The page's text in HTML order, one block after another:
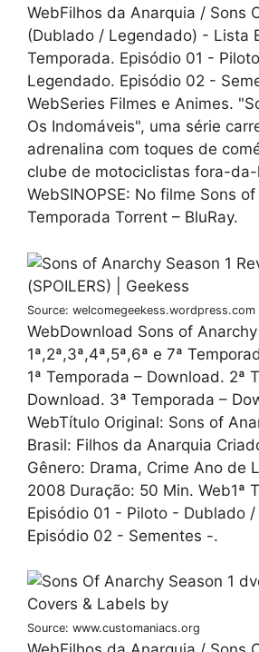
WebFilhos da Anarquia / Sons
(Dublado / Legendado) - Lista
Temporada. Episódio 01 -
Legendado. Episódio 02 -
WebSeries Filmes e Animes.
Os Indomáveis", uma série
adrenalina com toques de
clube de motociclistas fora-da-
WebSINOPSE: No filme Sons of
Temporada Torrent – BluRay.
Source: welcomegeekess.wordpress.com
WebDownload Sons of Anarchy
1ª,2ª,3ª,4ª,5ª,6ª e 7ª
1ª Temporada – Download. 2ª
Download. 3ª Temporada –
WebTítulo Original: Sons of
Brasil: Filhos da Anarquia
Gênero: Drama, Crime Ano de
2008 Duração: 50 Min. Web1ª
Episódio 01 - Piloto - Dublado
Episódio 02 - Sementes -.
Source: www.customaniacs.org